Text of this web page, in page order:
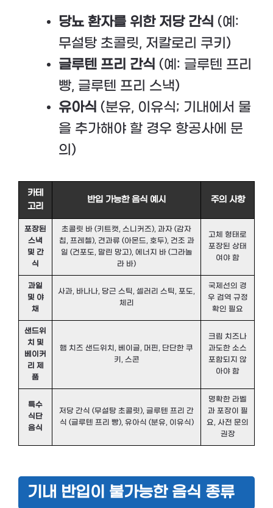
당뇨 환자를 위한 저당 간식 (예:
무설탕 초콜릿, 저칼로리 쿠키)
글루텐 프리 간식 (예: 글루텐 프리
빵, 글루텐 프리 스낵)
유아식 (분유, 이유식; 기내에서 물
을 추가해야 할 경우 항공사에 문
의)
카테
고리
반입 가능한 음식 예시 주의 사항
포장된
스낵
및 간
식
초콜릿 바 (키트캣, 스니커즈), 과자 (감자
칩, 프레첼), 견과류 (아몬드, 호두), 건조 과
일 (건포도, 말린 망고), 에너지 바 (그라놀
라 바)
고체 형태로
포장된 상태
여야 함
과일
및 야
채
사과, 바나나, 당근 스틱, 셀러리 스틱, 포도,
체리
국제선의 경
우 검역 규정
확인 필요
샌드위
치 및
베이커
리 제
품
햄 치즈 샌드위치, 베이글, 머핀, 단단한 쿠
키, 스콘
크림 치즈나
과도한 소스
포함되지 않
아야 함
특수
식단
음식
저당 간식 (무설탕 초콜릿), 글루텐 프리 간
식 (글루텐 프리 빵), 유아식 (분유, 이유식)
명확한 라벨
과 포장이 필
요, 사전 문의
권장
기내 반입이 불가능한 음식 종류